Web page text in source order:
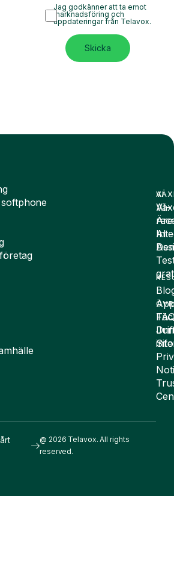
Jag godkänner att ta emot
marknadsföring och
uppdateringar från Telavox.
Skicka
AI
AI-
AI
@ 2026 Telavox. All rights
reserved.